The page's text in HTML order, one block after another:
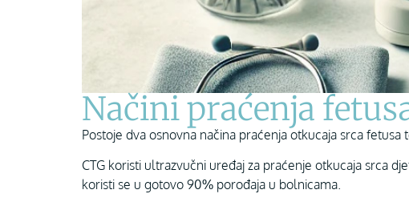
Načini praćenja
Postoje dva osnovna načina praćenja otkucaja srca
CTG koristi ultrazvučni uređaj za praćenje otkucaja srca
koristi se u gotovo 90% porođaja u bolnicama.